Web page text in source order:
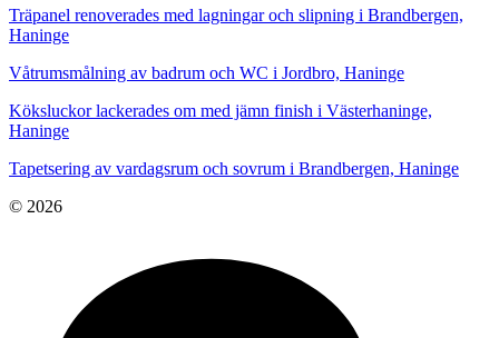
Träpanel renoverades med lagningar och slipning i Brandbergen,
Haninge
Våtrumsmålning av badrum och WC i Jordbro, Haninge
Köksluckor lackerades om med jämn finish i Västerhaninge,
Haninge
Tapetsering av vardagsrum och sovrum i Brandbergen, Haninge
© 2026